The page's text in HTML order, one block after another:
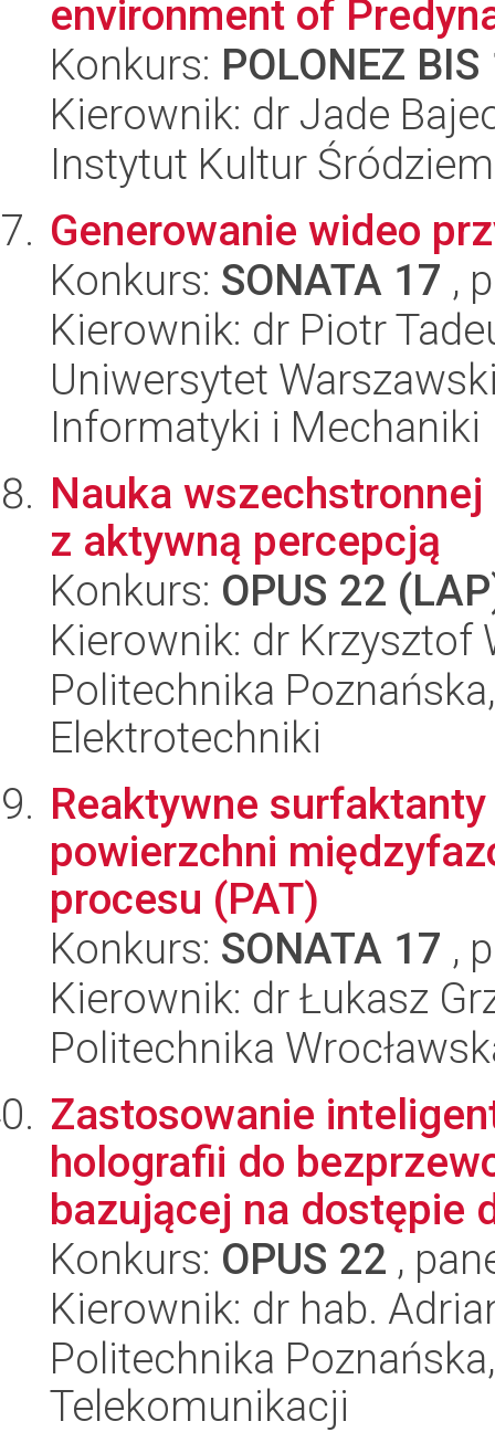
environment of
Konkurs: POLONEZ BIS
Kierownik: dr Jade
Instytut Kultur
Generowanie wideo
Konkurs: SONATA 17 ,
Kierownik: dr Piotr
Uniwersytet
Informatyki i Mechaniki
Nauka
z aktywną percepcją
Konkurs: OPUS 22
Kierownik: dr Krzysztof
Politechnika
Elektrotechniki
Reaktywne
powierzchni
procesu (PAT)
Konkurs: SONATA 17 ,
Kierownik: dr Łukasz
Politechnika
Zastosowanie
holografii do
bazującej na dostępie
Konkurs: OPUS 22 ,
Kierownik: dr hab.
Politechnika
Telekomunikacji